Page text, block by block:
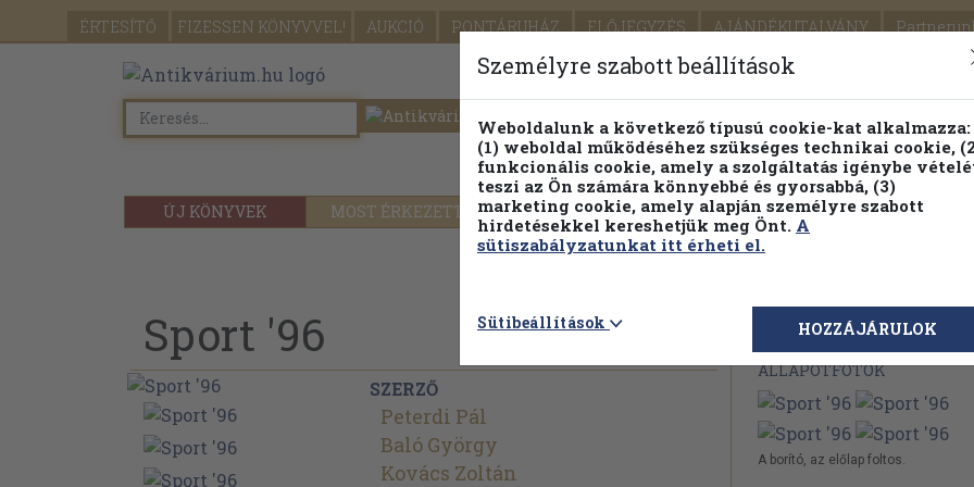
ÉRTESÍTŐ FIZESSEN KÖNYVVEL! AUKCIÓ PONTÁRUHÁZ ELŐJEGYZÉS AJÁNDÉKUTALVÁNY
SEGÍTSÉG
ÚJ KÖNYVEK MOST ÉRKEZETT PILLANATNYI ÁRAINK FENNTARTHATÓ
Részletes kereső Témaköri fa
Sport '96
SZERZŐ
Peterdi Pál
Baló György
Kovács Zoltán
Megvásárolható
ÁLLAPOTFOTÓK
A borító, az előlap foltos.
Személyre szabott beállítások
Weboldalunk a következő típusú cookie-kat alkalmazza:
(1) weboldal működéséhez szükséges technikai cookie,
funkcionális cookie, amely a szolgáltatás igénybe
teszi az Ön számára könnyebbé és gyorsabbá, (3)
marketing cookie, amely alapján személyre szabott
hirdetésekkel kereshetjük meg Önt. A
sütiszabályzatunkat itt érheti el.
Sütibeállítások HOZZÁJÁRULOK